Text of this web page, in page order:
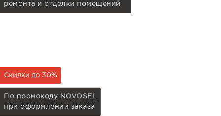
ремонта и отделки помещений
Скидки до 30%
По промокоду NOVOSEL
при оформлении заказа